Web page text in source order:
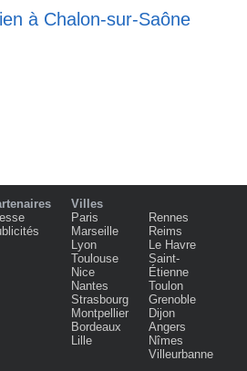
à Chalon-sur-Saône
Villes
Paris
Marseille
Lyon
Toulouse
Nice
Nantes
Strasbourg
Montpellier
Bordeaux
Lille
Rennes
Reims
Le Havre
Saint-
Étienne
Toulon
Grenoble
Dijon
Angers
Nîmes
Villeurbanne